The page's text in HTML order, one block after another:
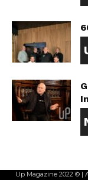
Up Magazine 2022 © |